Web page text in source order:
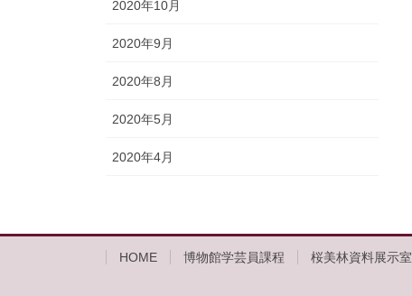
2020年10月
2020年9月
2020年8月
2020年5月
2020年4月
HOME 博物館学芸員課程 桜美林資料展示室